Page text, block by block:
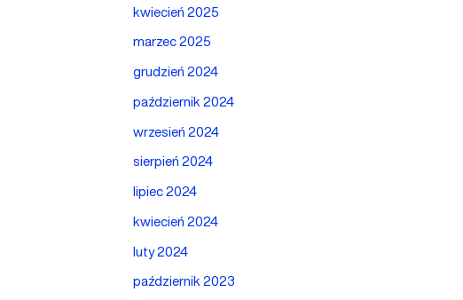
kwiecień 2025
marzec 2025
grudzień 2024
październik 2024
wrzesień 2024
sierpień 2024
lipiec 2024
kwiecień 2024
luty 2024
październik 2023